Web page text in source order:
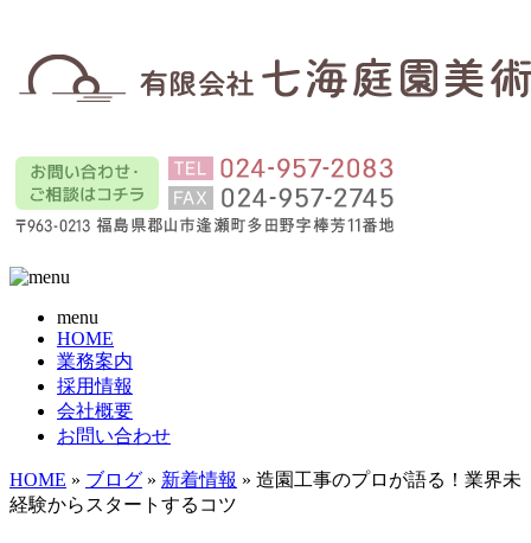
menu
HOME
業務案内
採用情報
会社概要
お問い合わせ
HOME » ブログ » 新着情報 » 造園工事のプロが語る！業界未
経験からスタートするコツ